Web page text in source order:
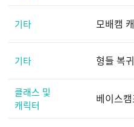
기타 모배캠
기타 형들 복
클래스 및
캐릭터
베이스